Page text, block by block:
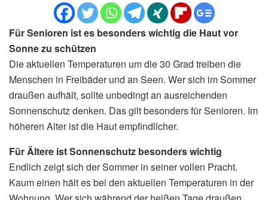
Für Senioren ist es besonders wichtig die Haut vor
Sonne zu schützen
Die aktuellen Temperaturen um die 30 Grad treiben die
Menschen in Freibäder und an Seen. Wer sich im Sommer
draußen aufhält, sollte unbedingt an ausreichenden
Sonnenschutz denken. Das gilt besonders für Senioren. Im
höheren Alter ist die Haut empfindlicher.
Für Ältere ist Sonnenschutz besonders wichtig
Endlich zeigt sich der Sommer in seiner vollen Pracht.
Kaum einen hält es bei den aktuellen Temperaturen in der